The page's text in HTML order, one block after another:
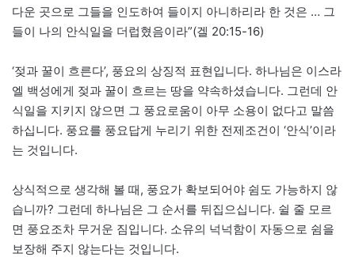
다운 곳으로 그들을 인도하여 들이지 아니하리라 한 것은 … 그
들이 나의 안식일을 더럽혔음이라”(겔 20:15-16)
‘젖과 꿀이 흐른다’, 풍요의 상징적 표현입니다. 하나님은 이스라
엘 백성에게 젖과 꿀이 흐르는 땅을 약속하셨습니다. 그런데 안
식일을 지키지 않으면 그 풍요로움이 아무 소용이 없다고 말씀
하십니다. 풍요를 풍요답게 누리기 위한 전제조건이 ‘안식’이라
는 것입니다.
상식적으로 생각해 볼 때, 풍요가 확보되어야 쉼도 가능하지 않
습니까? 그런데 하나님은 그 순서를 뒤집으십니다. 쉴 줄 모르
면 풍요조차 무거운 짐입니다. 소유의 넉넉함이 자동으로 쉼을
보장해 주지 않는다는 것입니다.